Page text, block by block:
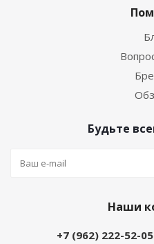
Будьте
Наши
+7 (962) 222-52-